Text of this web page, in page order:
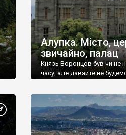
Алупка. Місто,
звичайно, палац
Князь Воронцов був чи
часу, але давайте не